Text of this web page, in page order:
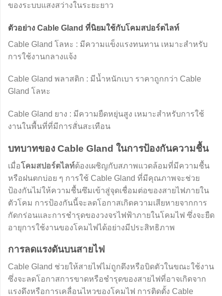
ของระบบแสงสว่างในระยะยาว
ตัวอย่าง Cable Gland ที่นิยมใช้กับโคมสปอร์ตไลท์
Cable Gland โลหะ : มีความแข็งแรงทนทาน เหมาะสำหรับ
การใช้งานกลางแจ้ง
Cable Gland พลาสติก : มีน้ำหนักเบา ราคาถูกกว่า Cable
Gland โลหะ
Cable Gland ยาง : มีความยืดหยุ่นสูง เหมาะสำหรับการใช้
งานในพื้นที่ที่มีการสั่นสะเทือน
บทบาทของ Cable Gland ในการป้องกันความชื้น
เมื่อโคมสปอร์ตไลท์ต้องเผชิญกับสภาพแวดล้อมที่มีความชื้น
หรือฝนตกบ่อย ๆ การใช้ Cable Gland ที่มีคุณภาพจะช่วย
ป้องกันไม่ให้ความชื้นซึมเข้าสู่จุดเชื่อมต่อของสายไฟภายใน
ตัวโคม การป้องกันนี้จะลดโอกาสเกิดความเสียหายจากการ
กัดกร่อนและการชำรุดของวงจรไฟฟ้าภายในโคมไฟ ซึ่งจะยืด
อายุการใช้งานของโคมไฟได้อย่างมีประสิทธิภาพ
การลดแรงดันบนสายไฟ
Cable Gland ช่วยให้สายไฟไม่ถูกดึงหรือบิดตัวในขณะใช้งาน
ซึ่งจะลดโอกาสการขาดหรือชำรุดของสายไฟที่อาจเกิดจาก
แรงดึงหรือการเคลื่อนไหวของโคมไฟ การติดตั้ง Cable